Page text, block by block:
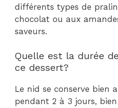
différents types de
chocolat ou aux
saveurs.
Quelle est la durée
ce dessert?
Le nid se conserve bien
pendant 2 à 3 jours,